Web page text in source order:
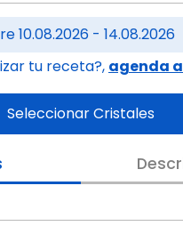
10.08.2026 - 14.08.2026
tu receta?, agenda
Seleccionar Cristales